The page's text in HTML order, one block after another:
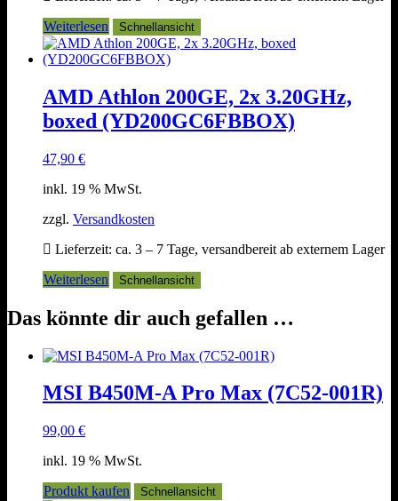
Weiterlesen
Schnellansicht
AMD Athlon 200GE, 2x 3.20GHz,
boxed (YD200GC6FBBOX)
47,90 €
inkl. 19 % MwSt.
zzgl. Versandkosten
Lieferzeit: ca. 3 – 7 Tage, versandbereit ab externem Lager
Weiterlesen
Schnellansicht
Das könnte dir auch gefallen …
MSI B450M-A Pro Max (7C52-001R)
99,00 €
inkl. 19 % MwSt.
Produkt kaufen
Schnellansicht